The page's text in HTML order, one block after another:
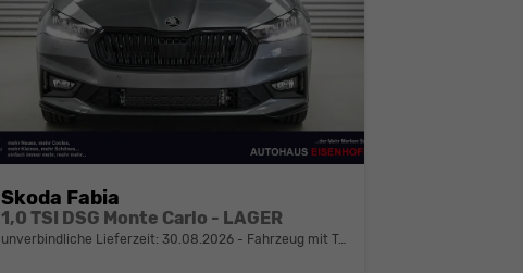
Skoda Fabia
1,0 TSI DSG Monte Carlo - LAGER
unverbindliche Lieferzeit: 30.08.2026 Fahrzeug mit Tageszulassung